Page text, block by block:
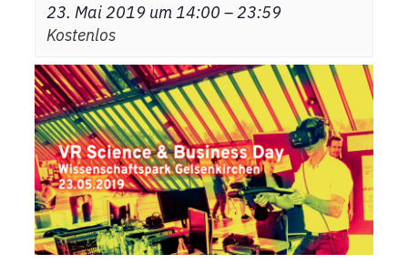
23. Mai 2019 um 14:00 –23:59
Kostenlos